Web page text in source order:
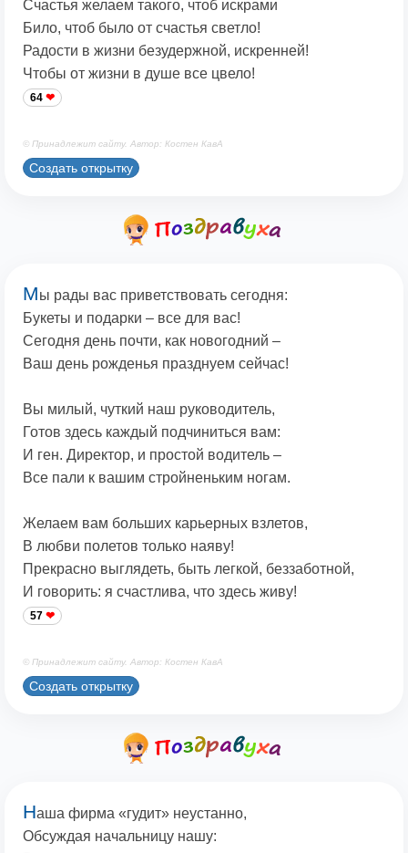
Счастья желаем такого, чтоб искрами
Било, чтоб было от счастья светло!
Радости в жизни безудержной, искренней!
Чтобы от жизни в душе все цвело!
64
© Принадлежит сайту. Автор: Костен КавА
Создать открытку
Мы рады вас приветствовать сегодня:
Букеты и подарки – все для вас!
Сегодня день почти, как новогодний –
Ваш день рожденья празднуем сейчас!
Вы милый, чуткий наш руководитель,
Готов здесь каждый подчиниться вам:
И ген. Директор, и простой водитель –
Все пали к вашим стройненьким ногам.
Желаем вам больших карьерных взлетов,
В любви полетов только наяву!
Прекрасно выглядеть, быть легкой, беззаботной,
И говорить: я счастлива, что здесь живу!
57
© Принадлежит сайту. Автор: Костен КавА
Создать открытку
Наша фирма «гудит» неустанно,
Обсуждая начальницу нашу: